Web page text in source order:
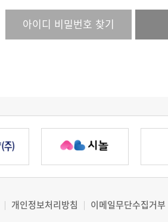
아이디 비밀번호 찾기
개인정보처리방침
이메일무단수집거부